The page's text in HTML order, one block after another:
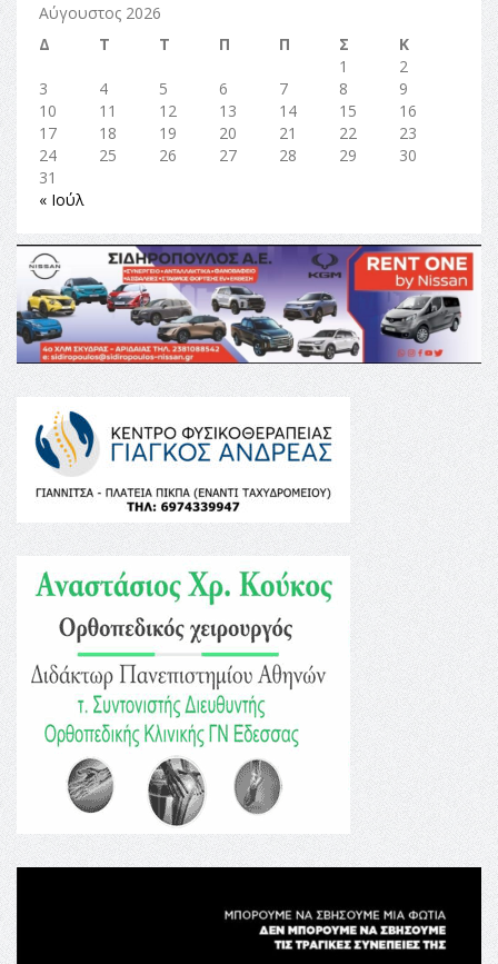
Αύγουστος 2026
Δ
Τ Τ Π Π Σ
Κ
1
2
3
4 5 6 7 8
9
10
11 12 13 14 15
16
17
18 19 20 21 22
23
24
25 26 27 28 29
30
31
« Ιούλ